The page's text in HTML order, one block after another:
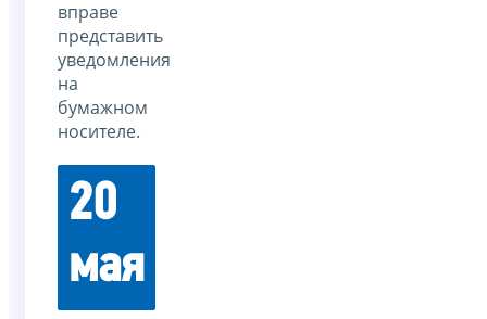
вправе
представить
уведомления
на
бумажном
носителе.
20
мая